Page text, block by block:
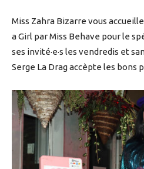
Miss Zahra Bizarre vous
a Girl par Miss Behave pour le
ses invité·e·s les vendredis et
Serge La Drag accèpte les bons